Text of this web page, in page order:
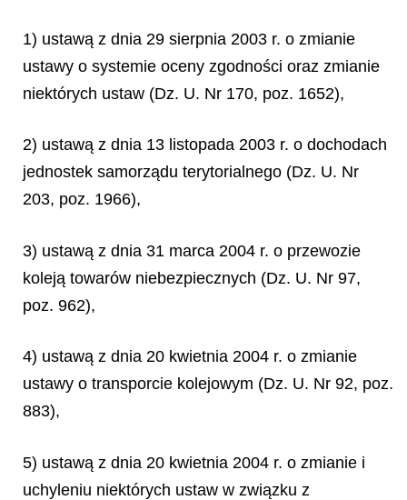
1) ustawą z dnia 29 sierpnia 2003 r. o zmianie
ustawy o systemie oceny zgodności oraz zmianie
niektórych ustaw (Dz. U. Nr 170, poz. 1652),
2) ustawą z dnia 13 listopada 2003 r. o dochodach
jednostek samorządu terytorialnego (Dz. U. Nr
203, poz. 1966),
3) ustawą z dnia 31 marca 2004 r. o przewozie
koleją towarów niebezpiecznych (Dz. U. Nr 97,
poz. 962),
4) ustawą z dnia 20 kwietnia 2004 r. o zmianie
ustawy o transporcie kolejowym (Dz. U. Nr 92, poz.
883),
5) ustawą z dnia 20 kwietnia 2004 r. o zmianie i
uchyleniu niektórych ustaw w związku z